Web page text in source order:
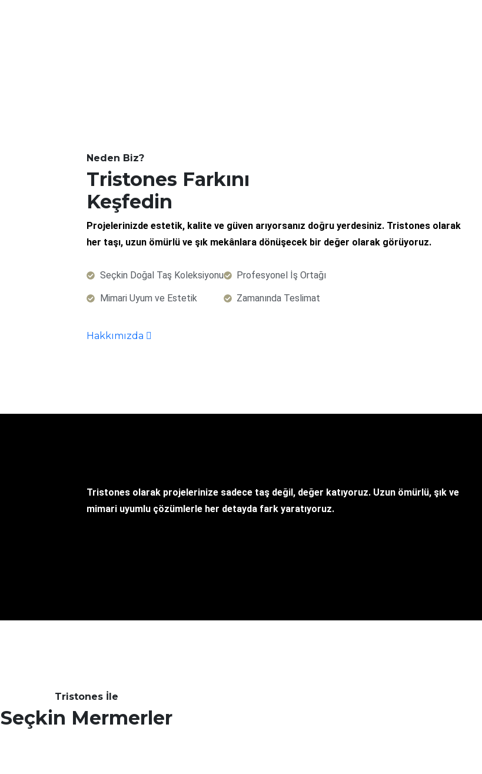
Neden Biz?
Tristones Farkını
Keşfedin
Projelerinizde estetik, kalite ve güven arıyorsanız doğru yerdesiniz. Tristones olarak
her taşı, uzun ömürlü ve şık mekânlara dönüşecek bir değer olarak görüyoruz.
Seçkin Doğal Taş Koleksiyonu
Mimari Uyum ve Estetik
Profesyonel İş Ortağı
Zamanında Teslimat
Hakkımızda
Tristones olarak projelerinize sadece taş değil, değer katıyoruz. Uzun ömürlü, şık ve
mimari uyumlu çözümlerle her detayda fark yaratıyoruz.
Tristones İle
Seçkin Mermerler